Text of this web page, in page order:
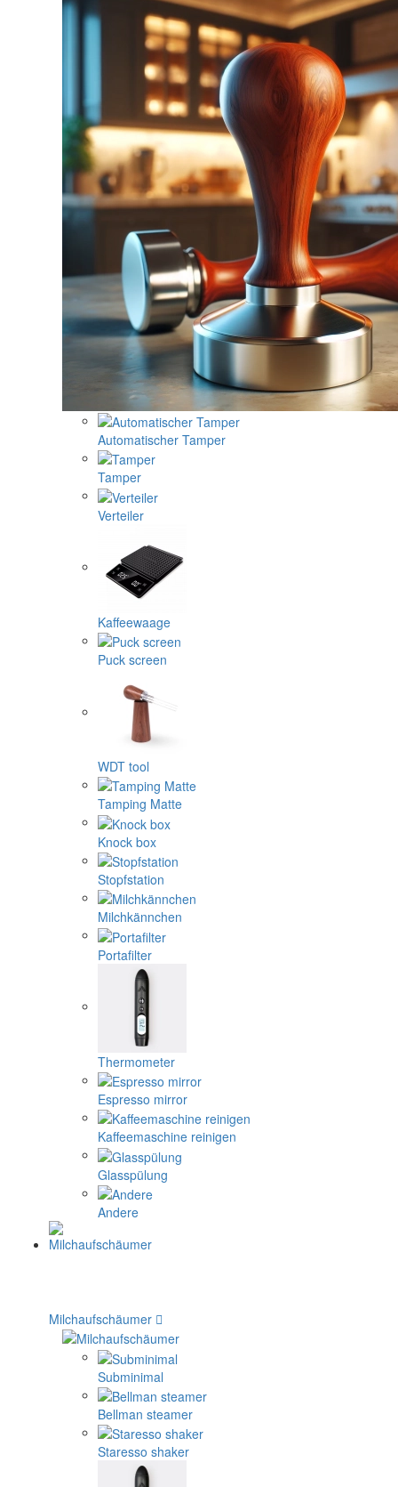
Automatischer Tamper
Tamper
Verteiler
Kaffeewaage
Puck screen
WDT tool
Tamping Matte
Knock box
Stopfstation
Milchkännchen
Portafilter
Thermometer
Espresso mirror
Kaffeemaschine reinigen
Glasspülung
Andere
Milchaufschäumer
Subminimal
Bellman steamer
Staresso shaker